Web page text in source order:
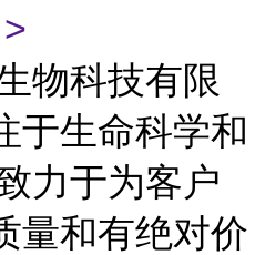
物科技有限
于生命科学和
力于为客户
量和有绝对价